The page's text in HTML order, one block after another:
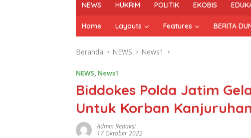
NEWS HUKRIM POLITIK EKOBIS
Home Layouts Features BERITA
Beranda NEWS News1
NEWS, News1
Biddokes Polda Jatim
Untuk Korban
Admin Redaksi
17 Oktober 2022